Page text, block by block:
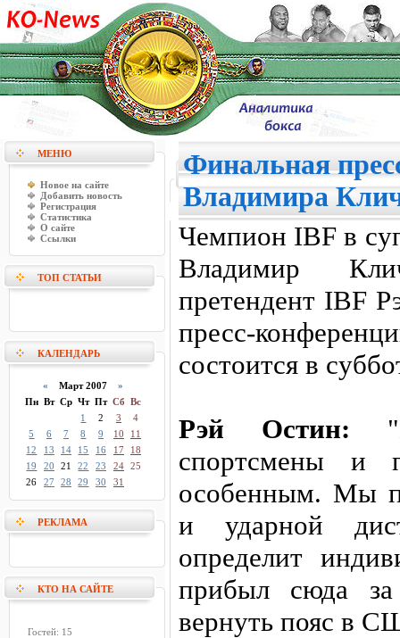
МЕНЮ
Новое на сайте
Добавить новость
Регистрация
Статистика
О сайте
Ссылки
ТОП СТАТЬИ
КАЛЕНДАРЬ
« Март 2007 »
Пн Вт Ср Чт Пт Сб Вс
1
2 3
4
5
6 7 8 9 10
11
12
13 14 15 16 17
18
19
20 21 22 23 24 25
26
27 28 29 30 31
РЕКЛАМА
КТО НА САЙТЕ
Гостей: 15
Финальная
Владимира
Чемпион IBF в
Владимир
претендент IBF
пресс-
состоится в
Рэй Остин:
спортсмены и
особенным. Мы
и ударной
определит
прибыл сюда
вернуть пояс в